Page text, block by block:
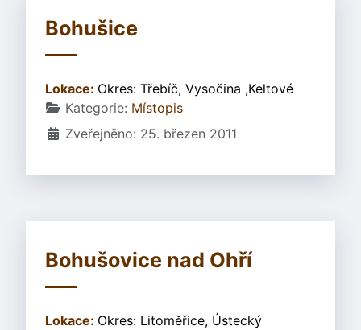
Bohušice
Lokace: Okres: Třebíč, Vysočina ,Keltové
Základní údaje
Kategorie: Místopis
Zveřejněno: 25. březen 2011
Bohušovice nad Ohří
Lokace: Okres: Litoměřice, Ústecký